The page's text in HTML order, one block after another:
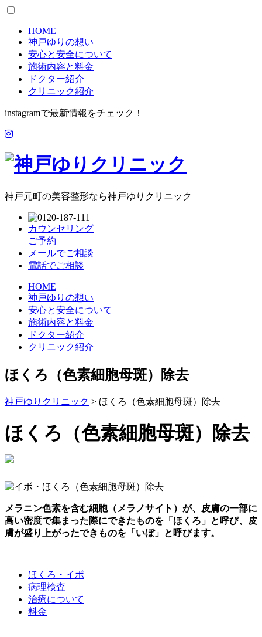
HOME
神戸ゆりの想い
安心と安全について
施術内容と料金
ドクター紹介
クリニック紹介
instagramで最新情報をチェック！
神戸元町の美容整形なら神戸ゆりクリニック
カウンセリング
ご予約
メールでご相談
電話でご相談
HOME
神戸ゆりの想い
安心と安全について
施術内容と料金
ドクター紹介
クリニック紹介
ほくろ（色素細胞母斑）除去
神戸ゆりクリニック > ほくろ（色素細胞母斑）除去
ほくろ（色素細胞母斑）除去
メラニン色素を含む細胞（メラノサイト）が、皮膚の一部に
高い密度で集まった際にできたものを「ほくろ」と呼び、皮
膚が盛り上がったできものを「いぼ」と呼びます。
ほくろ・イボ
病理検査
治療について
料金